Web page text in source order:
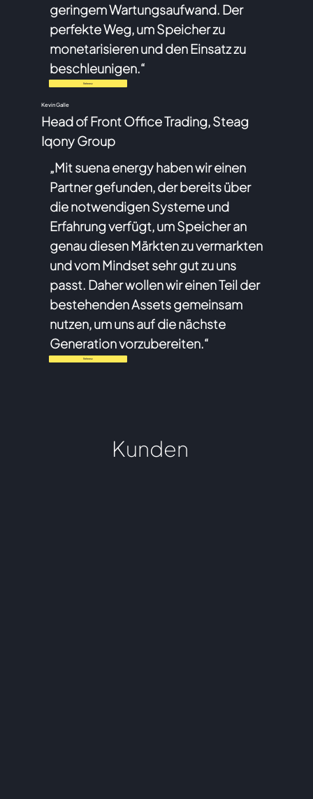
Kunden
geringem Wartungsaufwand. Der
perfekte Weg, um Speicher zu
monetarisieren und den Einsatz zu
beschleunigen.“
Referenz
Kevin Galle
Head of Front Office Trading, Steag
Iqony Group
„Mit suena energy haben wir einen
Partner gefunden, der bereits über
die notwendigen Systeme und
Erfahrung verfügt, um Speicher an
genau diesen Märkten zu vermarkten
und vom Mindset sehr gut zu uns
passt. Daher wollen wir einen Teil der
bestehenden Assets gemeinsam
nutzen, um uns auf die nächste
Generation vorzubereiten.“
Referenz